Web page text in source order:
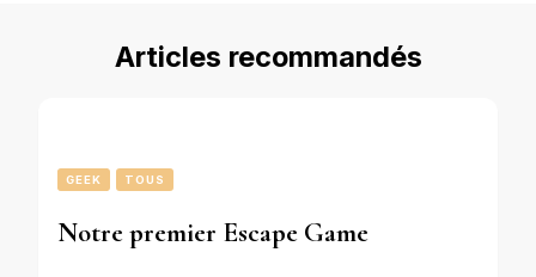
Articles recommandés
GEEK TOUS
Notre premier Escape Game